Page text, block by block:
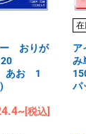
ー おりが
あお 1
[税込]
ア
パ